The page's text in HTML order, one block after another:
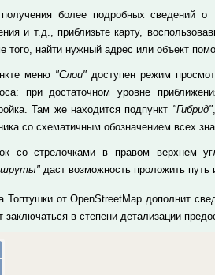
более подробных сведений
и т.д., приблизьте карту,
того, найти нужный адрес или объект
меню "Слои" доступен режим
при достаточном уровне
Там же находится подпункт "Гибрид"
со схематичным обозначением всех
со стрелочками в правом верхнем
даст возможность проложить путь
Топтушки от OpenStreetMap дополнит
заключаться в степени детализации